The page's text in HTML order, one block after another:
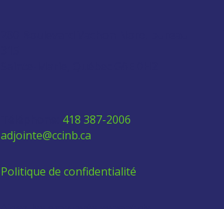
418 387-2006
adjointe@ccinb.ca
Politique de confidentialité